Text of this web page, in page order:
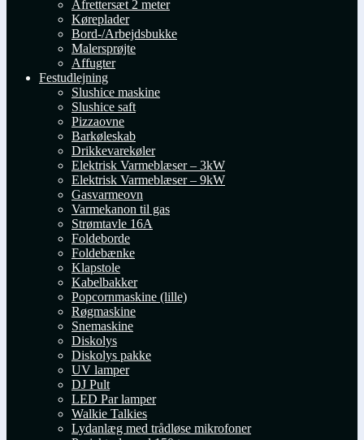
Afrettersæt 2 meter
Køreplader
Bord-/Arbejdsbukke
Malersprøjte
Affugter
Festudlejning
Slushice maskine
Slushice saft
Pizzaovne
Barkøleskab
Drikkevarekøler
Elektrisk Varmeblæser – 3kW
Elektrisk Varmeblæser – 9kW
Gasvarmeovn
Varmekanon til gas
Strømtavle 16A
Foldeborde
Foldebænke
Klapstole
Kabelbakker
Popcornmaskine (lille)
Røgmaskine
Snemaskine
Diskolys
Diskolys pakke
UV lamper
DJ Pult
LED Par lamper
Walkie Talkies
Lydanlæg med trådløse mikrofoner